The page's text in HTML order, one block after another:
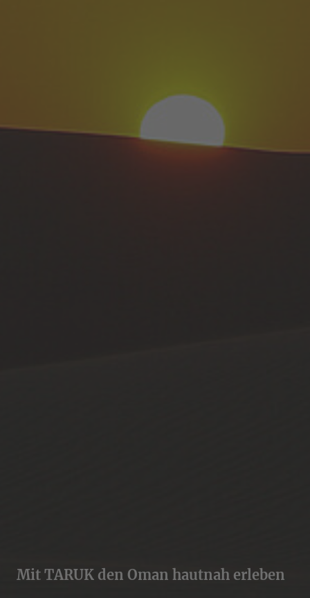
Mit TARUK den Oman hautnah erleben